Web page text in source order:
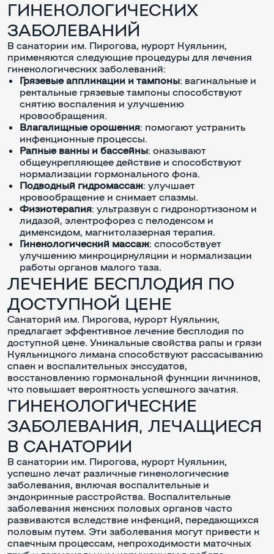
ГИНЕКОЛОГИЧЕСКИХ
ЗАБОЛЕВАНИЙ
В санатории им. Пирогова, курорт Куяльник,
применяются следующие процедуры для лечения
гинекологических заболеваний:
Грязевые аппликации и тампоны: вагинальные и
ректальные грязевые тампоны способствуют
снятию воспаления и улучшению
кровообращения.
Влагалищные орошения: помогают устранить
инфекционные процессы.
Рапные ванны и бассейны: оказывают
общеукрепляющее действие и способствуют
нормализации гормонального фона.
Подводный гидромассаж: улучшает
кровообращение и снимает спазмы.
Физиотерапия: ультразвук с гидрокортизоном и
лидазой, электрофорез с пелодексом и
димексидом, магнитолазерная терапия.
Гинекологический массаж: способствует
улучшению микроциркуляции и нормализации
работы органов малого таза.
ЛЕЧЕНИЕ БЕСПЛОДИЯ ПО
ДОСТУПНОЙ ЦЕНЕ
Санаторий им. Пирогова, курорт Куяльник,
предлагает эффективное лечение бесплодия по
доступной цене. Уникальные свойства рапы и грязи
Куяльницкого лимана способствуют рассасыванию
спаек и воспалительных экссудатов,
восстановлению гормональной функции яичников,
что повышает вероятность успешного зачатия.
ГИНЕКОЛОГИЧЕСКИЕ
ЗАБОЛЕВАНИЯ, ЛЕЧАЩИЕСЯ
В САНАТОРИИ
В санатории им. Пирогова, курорт Куяльник,
успешно лечат различные гинекологические
заболевания, включая воспалительные и
эндокринные расстройства. Воспалительные
заболевания женских половых органов часто
развиваются вследствие инфекций, передающихся
половым путем. Эти заболевания могут привести к
спаечным процессам, непроходимости маточных